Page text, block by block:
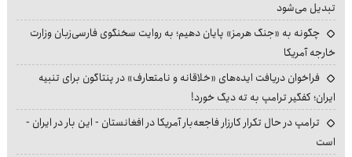
تبدیل می‌شود
چگونه به «جنگ هرمز» پایان دهیم؛ به روایت سخنگوی فارسی‌زبان وزارت
خارجه آمریکا
فراخوان دریافت ایده‌های «خلاقانه و نامتعارف» در پنتاگون برای تنبیه
ایران؛ کفگیر ترامپ به ته دیگ خورد!
ترامپ در حال تکرار کارزار فاجعه‌بار آمریکا در افغانستان - این بار در ایران -
است